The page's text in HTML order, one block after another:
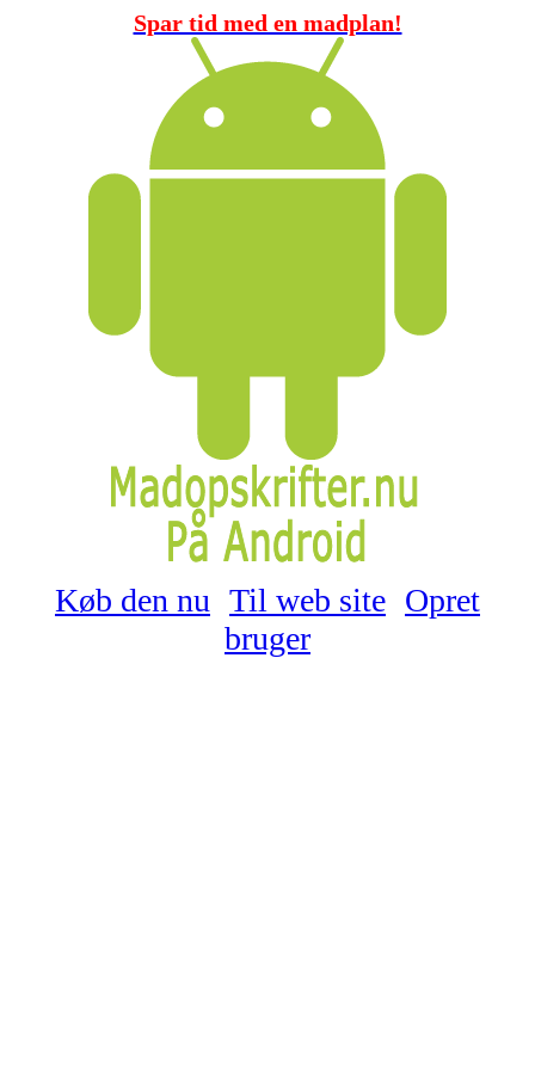
Spar tid med en madplan!
Køb den nu Til web site Opret
bruger